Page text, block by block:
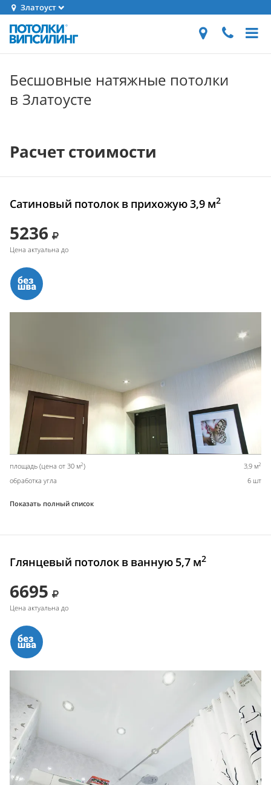
Златоуст
Бесшовные натяжные потолки
в Златоусте
Расчет стоимости
Сатиновый потолок в прихожую 3,9 м2
5236
Цена актуальна до
площадь (цена от 30 м2) 3,9 м2
обработка угла 6 шт
Показать полный список
Глянцевый потолок в ванную 5,7 м2
6695
Цена актуальна до